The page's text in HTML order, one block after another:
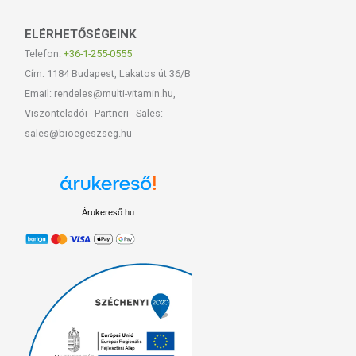
ELÉRHETŐSÉGEINK
Telefon: +36-1-255-0555
Cím: 1184 Budapest, Lakatos út 36/B
Email: rendeles@multi-vitamin.hu,
Viszonteladói - Partneri - Sales:
sales@bioegeszseg.hu
Árukereső.hu